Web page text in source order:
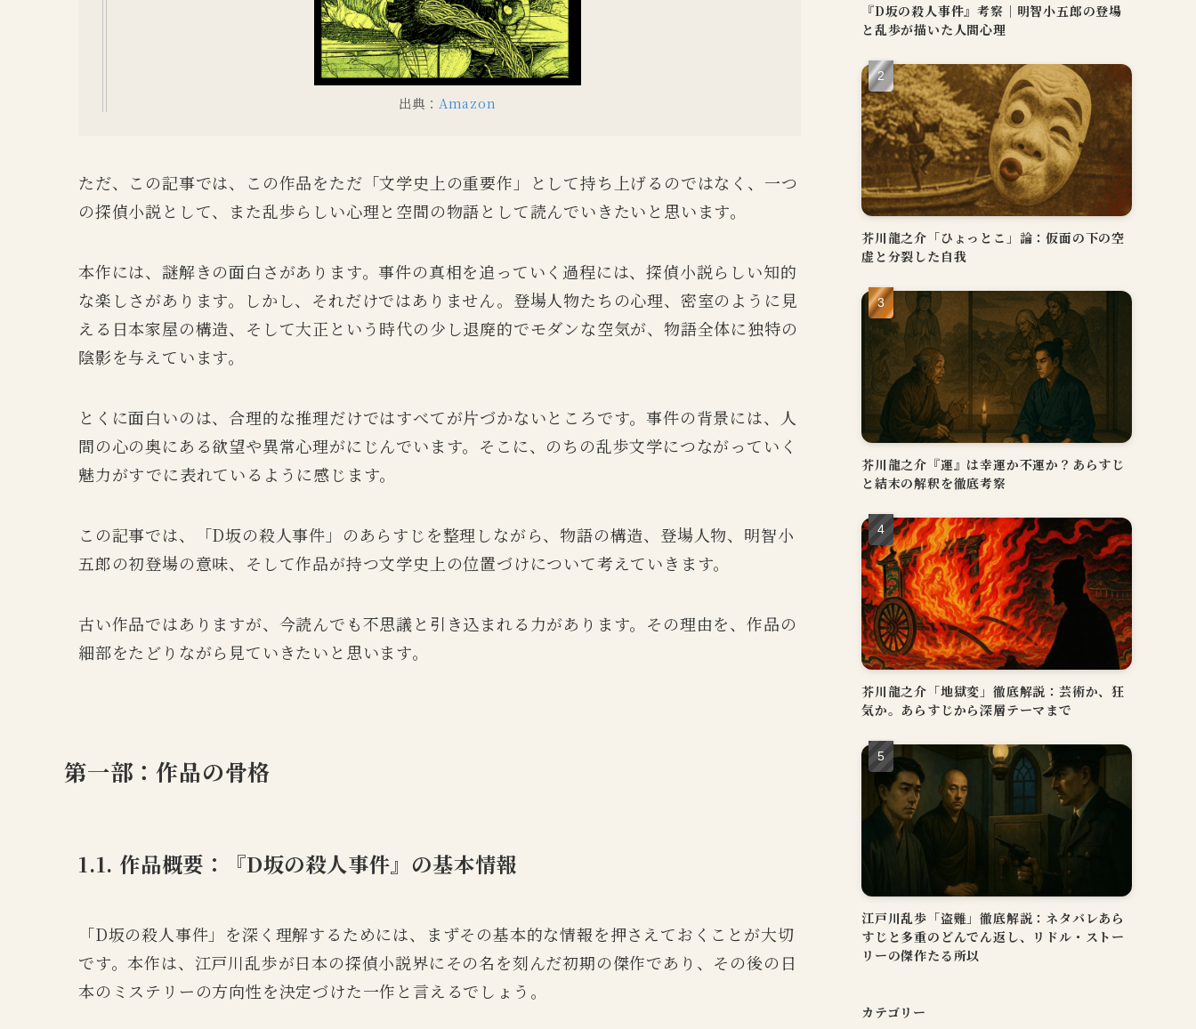
出典： Amazon
ただ、この記事では、この作品をただ「文学史上の重要作」として持ち上げるのではなく、一つ
の探偵小説として、また乱歩らしい心理と空間の物語として読んでいきたいと思います。
本作には、謎解きの面白さがあります。事件の真相を追っていく過程には、探偵小説らしい知的
な楽しさがあります。しかし、それだけではありません。登場人物たちの心理、密室のように見
える日本家屋の構造、そして大正という時代の少し退廃的でモダンな空気が、物語全体に独特の
陰影を与えています。
とくに面白いのは、合理的な推理だけではすべてが片づかないところです。事件の背景には、人
間の心の奥にある欲望や異常心理がにじんでいます。そこに、のちの乱歩文学につながっていく
魅力がすでに表れているように感じます。
この記事では、「D坂の殺人事件」のあらすじを整理しながら、物語の構造、登場人物、明智小
五郎の初登場の意味、そして作品が持つ文学史上の位置づけについて考えていきます。
古い作品ではありますが、今読んでも不思議と引き込まれる力があります。その理由を、作品の
細部をたどりながら見ていきたいと思います。
第一部：作品の骨格
1.1. 作品概要：『D坂の殺人事件』の基本情報
「D坂の殺人事件」を深く理解するためには、まずその基本的な情報を押さえておくことが大切
です。本作は、江戸川乱歩が日本の探偵小説界にその名を刻んだ初期の傑作であり、その後の日
本のミステリーの方向性を決定づけた一作と言えるでしょう。
『D坂の殺人事件』考察｜明智小五郎の登場
と乱歩が描いた人間心理
芥川龍之介「ひょっとこ」論：仮面の下の空
虚と分裂した自我
芥川龍之介『運』は幸運か不運か？あらすじ
と結末の解釈を徹底考察
芥川龍之介「地獄変」徹底解説：芸術か、狂
気か。あらすじから深層テーマまで
江戸川乱歩「盗難」徹底解説：ネタバレあら
すじと多重のどんでん返し、リドル・ストー
リーの傑作たる所以
カテゴリー